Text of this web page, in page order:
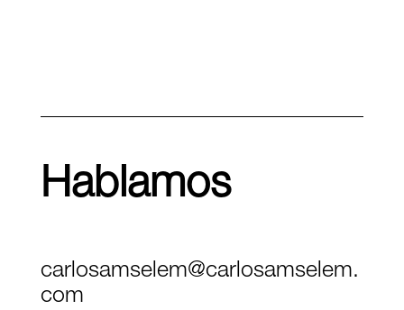
Hablamos
carlosamselem@carlosamselem.
com